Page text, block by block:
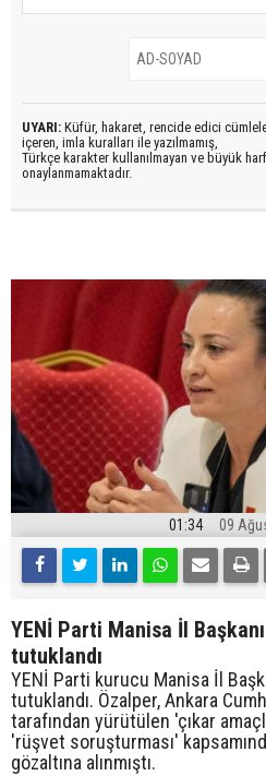
UYARI: Küfür, hakaret, rencide edici
içeren, imla kuralları ile yazılmamış,
Türkçe karakter kullanılmayan ve büyük
onaylanmamaktadır.
01:34 09
YENİ Parti Manisa İl
tutuklandı
YENİ Parti kurucu Manisa İl
tutuklandı. Özalper, Ankara
tarafından yürütülen 'çıkar
'rüşvet soruşturması'
gözaltına alınmıştı.